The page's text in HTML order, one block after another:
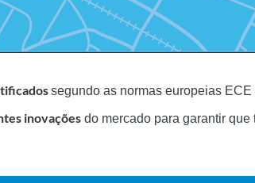
segundo as normas europeias
inovações do mercado para garantir